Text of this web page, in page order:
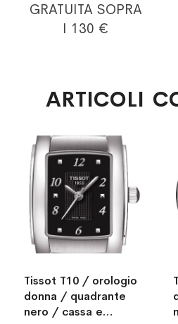
GRATUITA SOPRA
I 130 €
ARTICOLI
Tissot T10 / orologio
donna / quadrante
nero / cassa e